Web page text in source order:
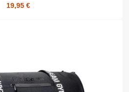
19,95 €